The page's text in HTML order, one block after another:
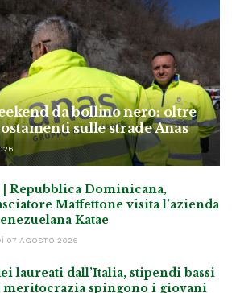
da bollino nero: oltre
sulle strade Anas
| Repubblica Dominicana,
Maffettone visita l’azienda
Katae
07 AGOSTO 2026
laureati dall’Italia, stipendi bassi
meritocrazia spingono i giovani